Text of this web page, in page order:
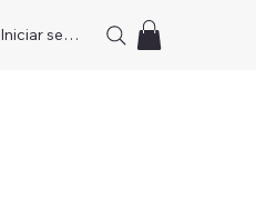
Iniciar sesión